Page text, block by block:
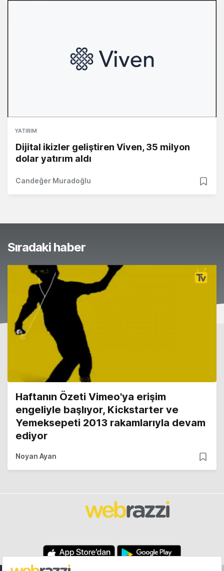
YATIRIM
Dijital ikizler geliştiren Viven, 35 milyon
dolar yatırım aldı
Candeğer Muradoğlu
Sıradaki haber
Haftanın Özeti Vimeo'ya erişim
engeliyle başlıyor, Kickstarter ve
Yemeksepeti 2013 rakamlarıyla devam
ediyor
Noyan Ayan